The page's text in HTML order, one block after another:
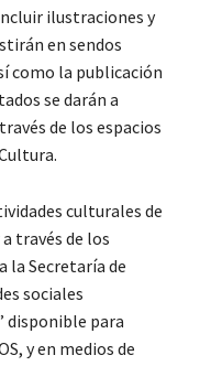
ilustraciones y
en sendos
como la publicación
se darán a
de los espacios
culturales de
través de los
la Secretaría de
sociales
disponible para
y en medios de